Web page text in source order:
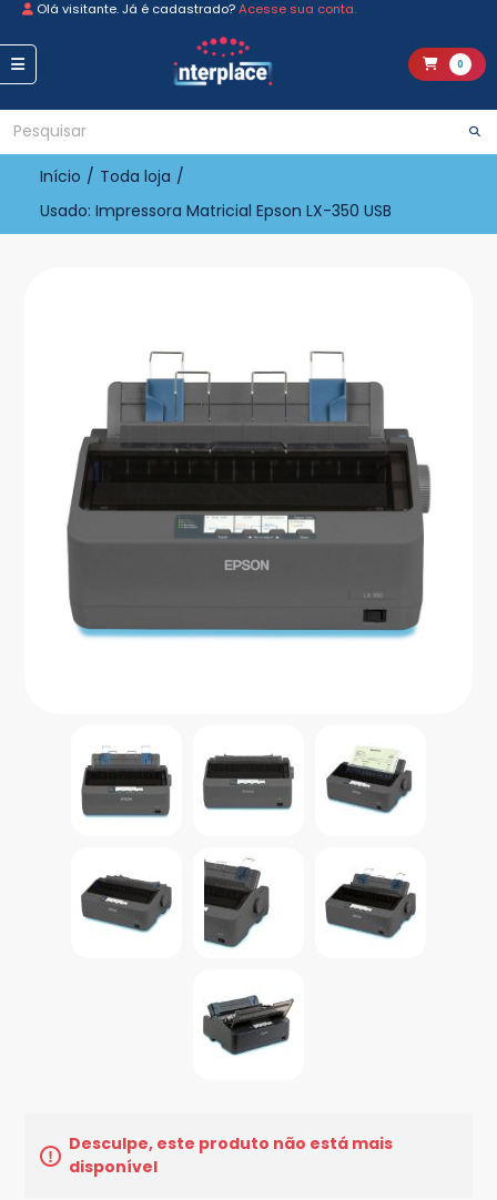
Olá visitante. Já é cadastrado?Acesse sua conta.
0
Início / Toda loja /
Usado: Impressora Matricial Epson LX-350 USB
Desculpe, este produto não está mais
disponível